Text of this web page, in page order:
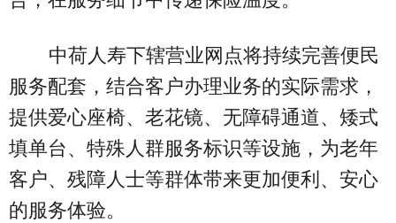
中荷人寿下辖营业网点将持续完善便民
服务配套，结合客户办理业务的实际需求，
提供爱心座椅、老花镜、无障碍通道、矮式
填单台、特殊人群服务标识等设施，为老年
客户、残障人士等群体带来更加便利、安心
的服务体验。